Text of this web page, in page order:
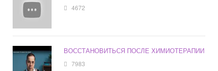
4672
ВОССТАНОВИТЬСЯ ПОСЛЕ ХИМИОТЕРАПИИ
7983